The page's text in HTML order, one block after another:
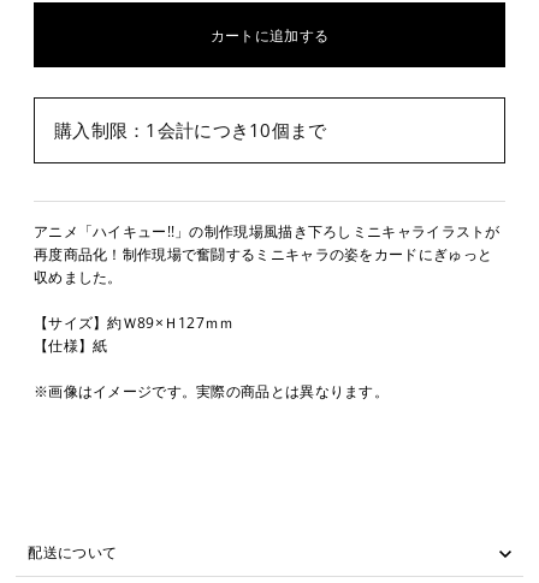
購入制限：1会計につき10個まで
アニメ「ハイキュー!!」の制作現場風描き下ろしミニキャライラストが
再度商品化！制作現場で奮闘するミニキャラの姿をカードにぎゅっと
収めました。
【サイズ】約Ｗ89×Ｈ127ｍｍ
【仕様】紙
※画像はイメージです。実際の商品とは異なります。
配送について